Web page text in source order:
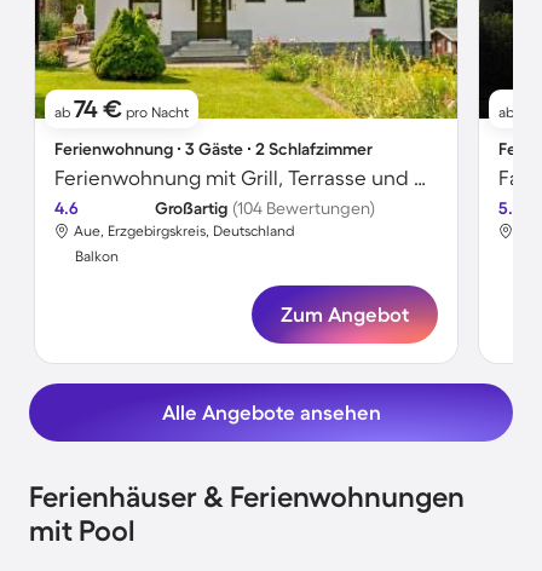
ab 74 € pro Nacht
Ferienwohnung ∙ 3 Gäste ∙ 2 Schlafzimmer
Ferienwohnung mit Grill, Terrasse und Garten
4.6 Großartig (104 Bewertungen)
Aue, Erzgebirgskreis, Deutschland
Balkon
Zum Angebot
ab
5.0
Alle Angebote ansehen
Ferienhäuser & Ferienwohnungen
mit Pool